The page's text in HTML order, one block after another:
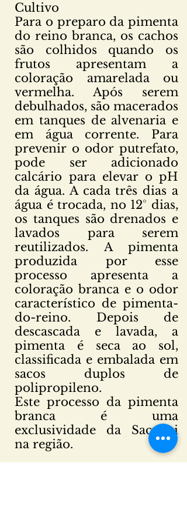
Cultivo
Para o preparo da pimenta
do reino branca, os cachos
são colhidos quando os
frutos apresentam a
coloração amarelada ou
vermelha. Após serem
debulhados, são macerados
em tanques de alvenaria e
em água corrente. Para
prevenir o odor putrefato,
pode ser adicionado
calcário para elevar o pH
da água. A cada três dias a
água é trocada, no 12° dias,
os tanques são drenados e
lavados para serem
reutilizados. A pimenta
produzida por esse
processo apresenta a
coloração branca e o odor
característico de pimenta-
do-reino. Depois de
descascada e lavada, a
pimenta é seca ao sol,
classificada e embalada em
sacos duplos de
polipropileno.
Este processo da pimenta
branca é uma
exclusividade da Sacconi
na região.